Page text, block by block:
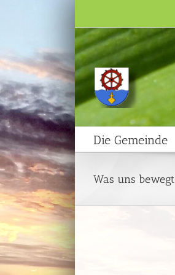
Die Gemeinde
Was uns bewegt